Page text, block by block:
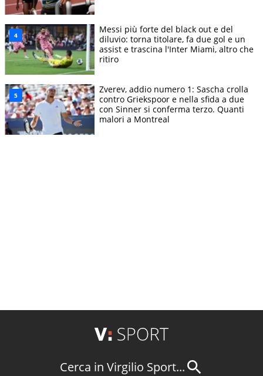
Messi più forte del black out e del
diluvio: torna titolare, fa due gol e un
assist e trascina l'Inter Miami, altro che
ritiro
Zverev, addio numero 1: Sascha crolla
contro Griekspoor e nella sfida a due
con Sinner si conferma terzo. Quanti
malori a Montreal
Cerca in Virgilio Sport...